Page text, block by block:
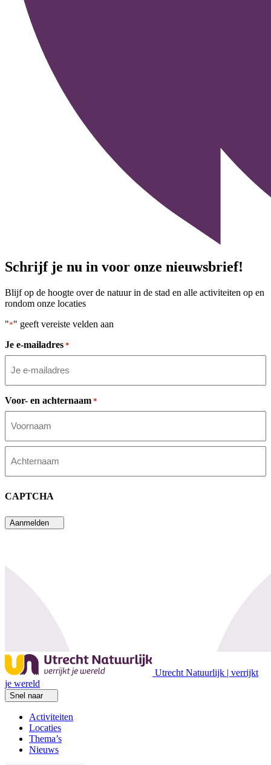
Schrijf je nu in voor onze nieuwsbrief!
Blijf op de hoogte over de natuur in de stad en alle activiteiten op en
rondom onze locaties
"*" geeft vereiste velden aan
Je e-mailadres *
Voor- en achternaam *
Voornaam
CAPTCHA
Aanmelden
Utrecht Natuurlijk | verrijkt
je wereld
Snel naar
Activiteiten
Locaties
Thema’s
Nieuws